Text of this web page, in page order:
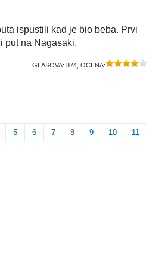
ispustili kad je bio beba. Prvi
put na Nagasaki.
GLASOVA: 874 , OCENA:
5 6 7 8 9 10 11